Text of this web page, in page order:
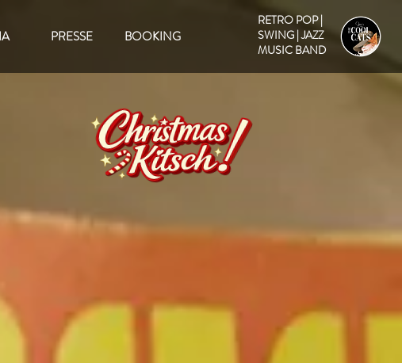
PRESSE BOOKING
RETRO POP |
SWING | JAZZ
MUSIC BAND